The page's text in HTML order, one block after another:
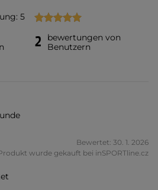
5
2
bewertungen von
Benutzern
Bewertet: 30. 1. 2026
wurde gekauft bei inSPORTline.cz